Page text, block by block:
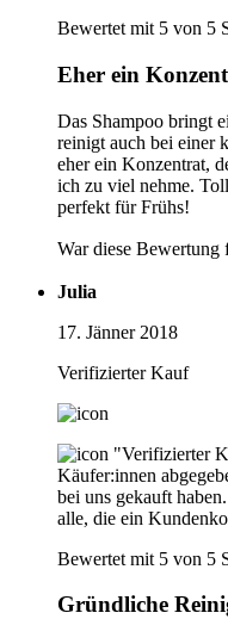
Bewertet mit 5 von 5
Eher ein
Das Shampoo bringt
reinigt auch bei einer
eher ein Konzentrat,
ich zu viel nehme.
perfekt für Frühs!
War diese
Julia
17. Jänner 2018
Verifizierter Kauf
"Verifizierter
Käufer:innen
bei uns gekauft
alle, die ein
Bewertet mit 5 von 5
Gründliche